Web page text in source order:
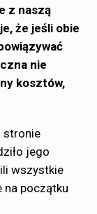
z naszą
że jeśli obie
nie
kosztów,
stronie
jego
wszystkie
na początku